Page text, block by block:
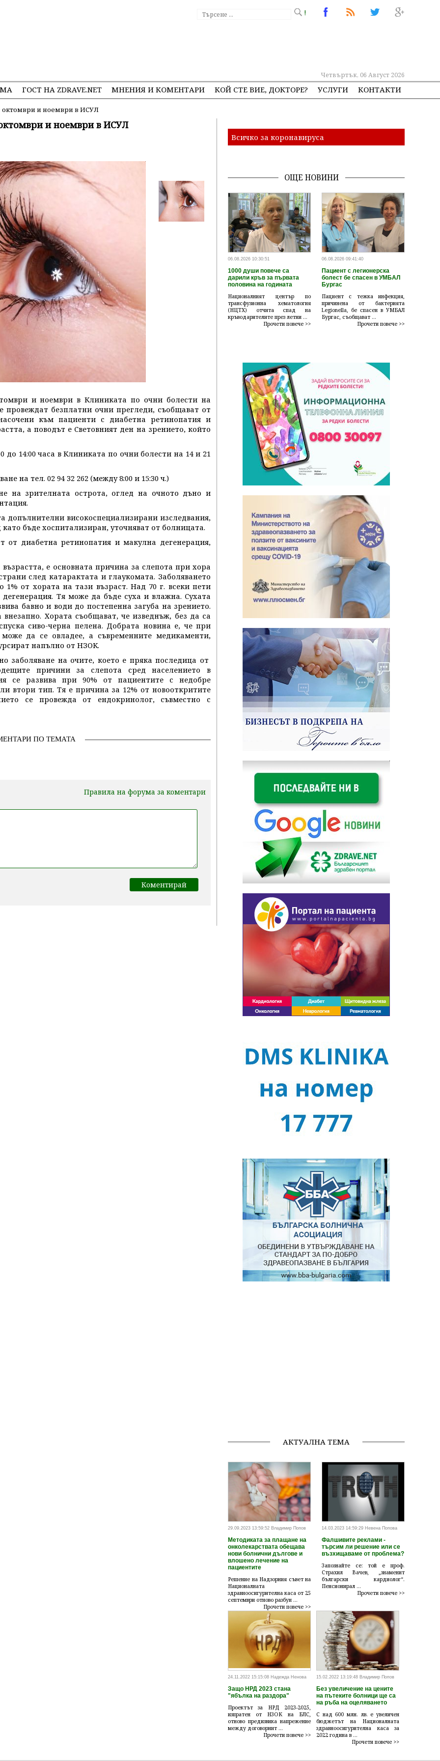
!
Четвъртък, 06 Август 2026
ГОСТ НА ZDRAVE.NET МНЕНИЯ И КОМЕНТАРИ КОЙ СТЕ ВИЕ, ДОКТОРЕ? УСЛУГИ КОНТАКТИ
октомври и ноември в ИСУЛ
и ноември в ИСУЛ
и ноември в Клиниката по очни болести на
безплатни очни прегледи, съобщават от
към пациенти с диабетна ретинопатия и
а поводът е Световният ден на зрението, който
до 14:00 часа в Клиниката по очни болести на 14 и 21
на тел. 02 94 32 262 (между 8:00 и 15:30 ч.)
на зрителната острота, оглед на очното дъно и
допълнителни високоспециализирани изследвания,
бъде хоспитализиран, уточняват от болницата.
от диабетна ретинопатия и макулна дегенерация,
е основната причина за слепота при хора
след катарактата и глаукомата. Заболяването
1% от хората на тази възраст. Над 70 г. всеки пети
Тя може да бъде суха и влажна. Сухата
бавно и води до постепенна загуба на зрението.
Хората съобщават, че изведнъж, без да са
сиво-черна пелена. Добрата новина е, че при
да се овладее, а съвременните медикаменти,
напълно от НЗОК.
заболяване на очите, което е пряка последица от
причини за слепота сред населението в
се развива при 90% от пациентите с недобре
втори тип. Тя е причина за 12% от новооткритите
се провежда от ендокринолог, съвместно с
ПО ТЕМАТА
Правила на форума за коментари
Всичко за коронавируса
ОЩЕ НОВИНИ
06.08.2026 10:30:51
1000 души повече са
дарили кръв за първата
половина на годината
Националният център по
трансфузионна хематология
(НЦТХ) отчита спад на
кръводарителите през летни ...
Прочети повече >>
06.08.2026 09:41:40
Пациент с легионерска
болест бе спасен в УМБАЛ
Бургас
Пациент с тежка инфекция,
причинена от бактерията
Legionella, бе спасен в УМБАЛ
Бургас, съобщават ...
Прочети повече >>
АКТУАЛНА ТЕМА
29.09.2023 13:59:52 Владимир Попов
Методиката за плащане на
онколекарствата обещава
нови болнични дългове и
влошено лечение на
пациентите
Решение на Надзорния съвет на
Националната
здравноосигурителна каса от 25
септември отново разбун ...
Прочети повече >>
14.03.2023 14:59:29 Невена Попова
Фалшивите реклами -
търсим ли решение или се
възхищаваме от проблема?
Запознайте се: той е проф.
Страхил Вачев, „знаменит
български кардиолог“.
Пенсионирал ...
Прочети повече >>
24.11.2022 15:15:08 Надежда Ненова
Защо НРД 2023 стана
"ябълка на раздора"
Проектът за НРД 2023-2025,
изпратен от НЗОК на БЛС,
отново предизвика напрежение
между договорнит ...
Прочети повече >>
15.02.2022 13:19:48 Владимир Попов
Без увеличение на цените
на пътеките болници ще са
на ръба на оцеляването
С над 600 млн. лв. е увеличен
бюджетът на Националната
здравноосигурителна каса за
2022 година в ...
Прочети повече >>